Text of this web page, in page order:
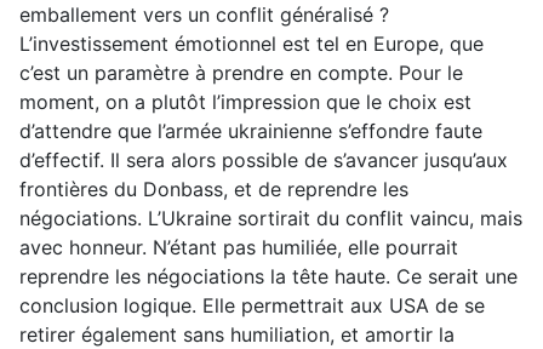
emballement vers un conflit généralisé ?
L’investissement émotionnel est tel en Europe, que
c’est un paramètre à prendre en compte. Pour le
moment, on a plutôt l’impression que le choix est
d’attendre que l’armée ukrainienne s’effondre faute
d’effectif. Il sera alors possible de s’avancer jusqu’aux
frontières du Donbass, et de reprendre les
négociations. L’Ukraine sortirait du conflit vaincu, mais
avec honneur. N’étant pas humiliée, elle pourrait
reprendre les négociations la tête haute. Ce serait une
conclusion logique. Elle permettrait aux USA de se
retirer également sans humiliation, et amortir la